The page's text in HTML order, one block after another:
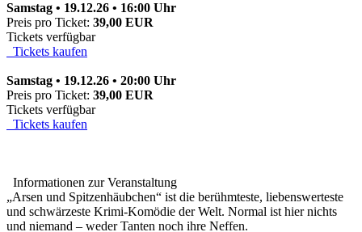
Samstag • 19.12.26 • 16:00 Uhr
Preis pro Ticket: 39,00 EUR
Tickets verfügbar
Tickets kaufen
Samstag • 19.12.26 • 20:00 Uhr
Preis pro Ticket: 39,00 EUR
Tickets verfügbar
Tickets kaufen
Informationen zur Veranstaltung
„Arsen und Spitzenhäubchen“ ist die berühmteste, liebenswerteste
und schwärzeste Krimi-Komödie der Welt. Normal ist hier nichts
und niemand – weder Tanten noch ihre Neffen.